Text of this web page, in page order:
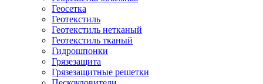
Геосетка
Геотекстиль
Геотекстиль нетканый
Геотекстиль тканый
Гидрошпонки
Грязезащита
Грязезащитные решетки